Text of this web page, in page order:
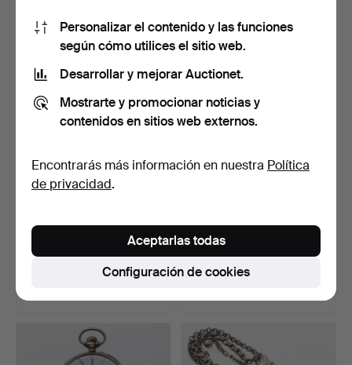
22 USD 22 USD
Silla de oficina de estilo
22 USD
militar, marcado con tr…
9 pujas
Personalizar el contenido y las funciones
según cómo utilices el sitio web.
Desarrollar y mejorar Auctionet.
Mostrarte y promocionar noticias y
contenidos en sitios web externos.
Encontrarás más información en nuestra Política
de privacidad.
Configuración de cookies
Aceptarlas todas